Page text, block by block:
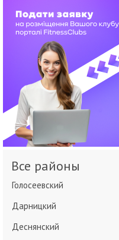
Все районы
Голосеевский
Дарницкий
Деснянский